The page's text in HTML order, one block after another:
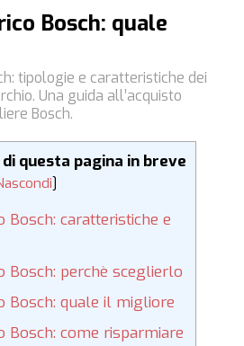
Bosch: quale
tipologie e caratteristiche dei
Una guida all’acquisto
Bosch.
questa pagina in breve
]
Bosch: caratteristiche e
Bosch: perchè sceglierlo
Bosch: quale il migliore
Bosch: come risparmiare